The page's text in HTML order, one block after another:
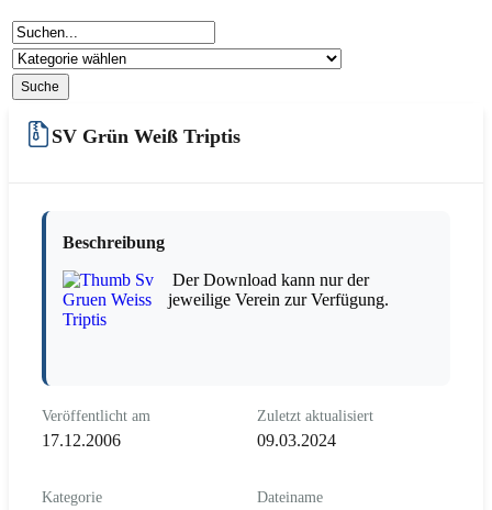
SV Grün Weiß Triptis
Beschreibung
Der Download kann nur der
jeweilige Verein zur Verfügung.
Veröffentlicht am
17.12.2006
Zuletzt aktualisiert
09.03.2024
Kategorie Dateiname